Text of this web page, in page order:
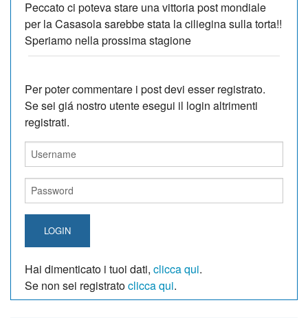
Peccato ci poteva stare una vittoria post mondiale
per la Casasola sarebbe stata la ciliegina sulla torta!!
Speriamo nella prossima stagione
Per poter commentare i post devi esser registrato.
Se sei giá nostro utente esegui il login altrimenti
registrati.
LOGIN
Hai dimenticato i tuoi dati, clicca qui.
Se non sei registratoclicca qui.